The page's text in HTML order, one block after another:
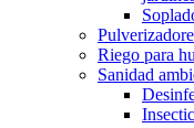
Riego para
Sanidad